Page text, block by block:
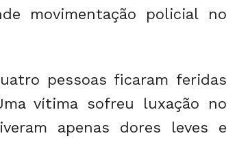
movimentação policial no
pessoas ficaram feridas
vítima sofreu luxação no
apenas dores leves e